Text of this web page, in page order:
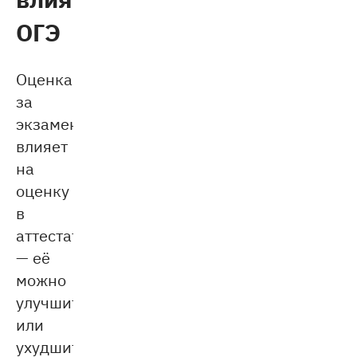
ОГЭ
Оценка
за
экзамен
влияет
на
оценку
в
аттестате
— её
можно
улучшить
или
ухудшить